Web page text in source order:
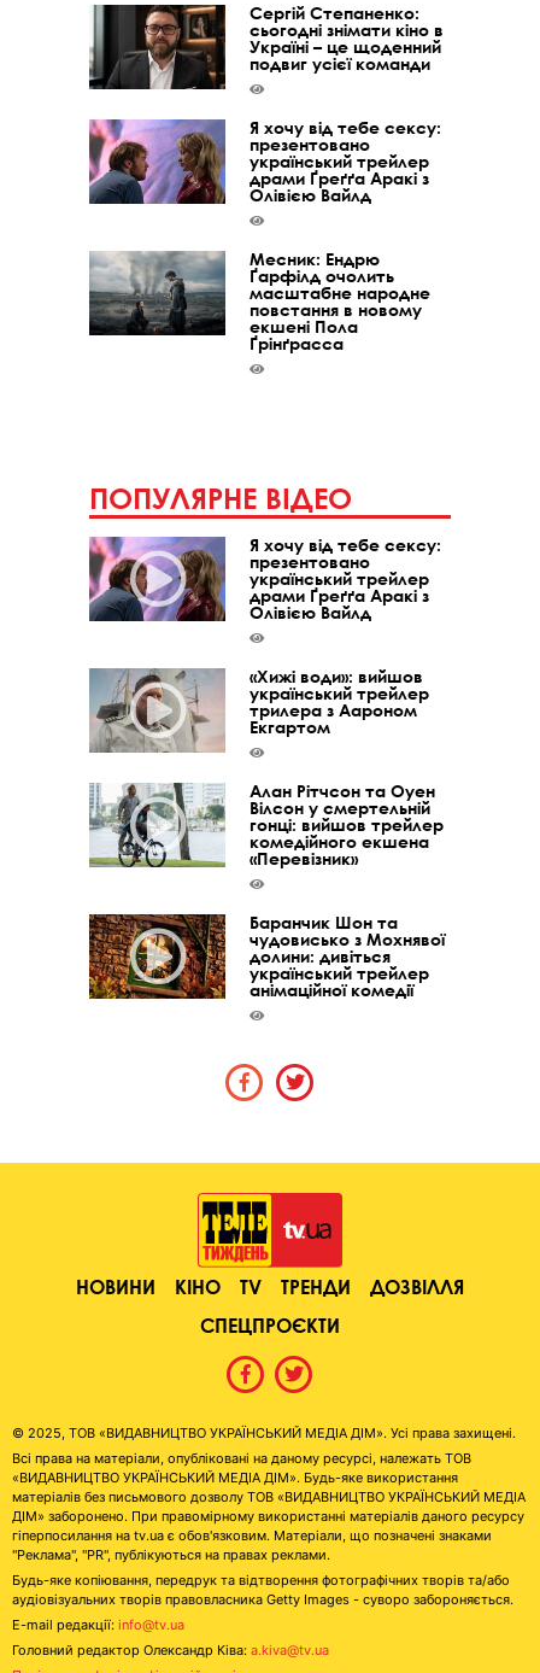
Сергій Степаненко:
сьогодні знімати кіно в
Україні – це щоденний
подвиг усієї команди
Я хочу від тебе сексу:
презентовано
український трейлер
драми Ґреґґа Аракі з
Олівією Вайлд
Месник: Ендрю
Ґарфілд очолить
масштабне народне
повстання в новому
екшені Пола
Ґрінґрасса
ПОПУЛЯРНЕ ВІДЕО
Я хочу від тебе сексу:
презентовано
український трейлер
драми Ґреґґа Аракі з
Олівією Вайлд
«Хижі води»: вийшов
український трейлер
трилера з Аароном
Екгартом
Алан Рітчсон та Оуен
Вілсон у смертельній
гонці: вийшов трейлер
комедійного екшена
«Перевізник»
Баранчик Шон та
чудовисько з Мохнявої
долини: дивіться
український трейлер
анімаційної комедії
НОВИНИ КІНО TV ТРЕНДИ
ДОЗВІЛЛЯ
СПЕЦПРОЄКТИ
© 2025, ТОВ «ВИДАВНИЦТВО УКРАЇНСЬКИЙ МЕДІА ДІМ». Усі права захищені.
Всі права на матеріали, опубліковані на даному ресурсі, належать ТОВ
«ВИДАВНИЦТВО УКРАЇНСЬКИЙ МЕДІА ДІМ». Будь-яке використання
матеріалів без письмового дозволу ТОВ «ВИДАВНИЦТВО УКРАЇНСЬКИЙ МЕДІА
ДІМ» заборонено. При правомірному використанні матеріалів даного ресурсу
гіперпосилання на tv.ua є обов'язковим. Матеріали, що позначені знаками
"Реклама", "PR", публікуються на правах реклами.
Будь-яке копіювання, передрук та відтворення фотографічних творів та/або
аудіовізуальних творів правовласника Getty Images - суворо забороняється.
E-mail редакції: info@tv.ua
Головний редактор Олександр Ківа: a.kiva@tv.ua